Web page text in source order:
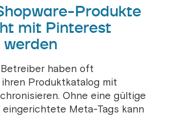
Produkte
mit Pinterest
haben oft
Produktkatalog mit
Ohne eine gültige
Meta-Tags kann